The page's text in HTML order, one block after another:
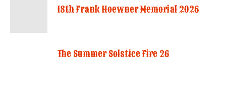
18th Frank Hoewner Memorial 2026
The Summer Solstice Fire 26